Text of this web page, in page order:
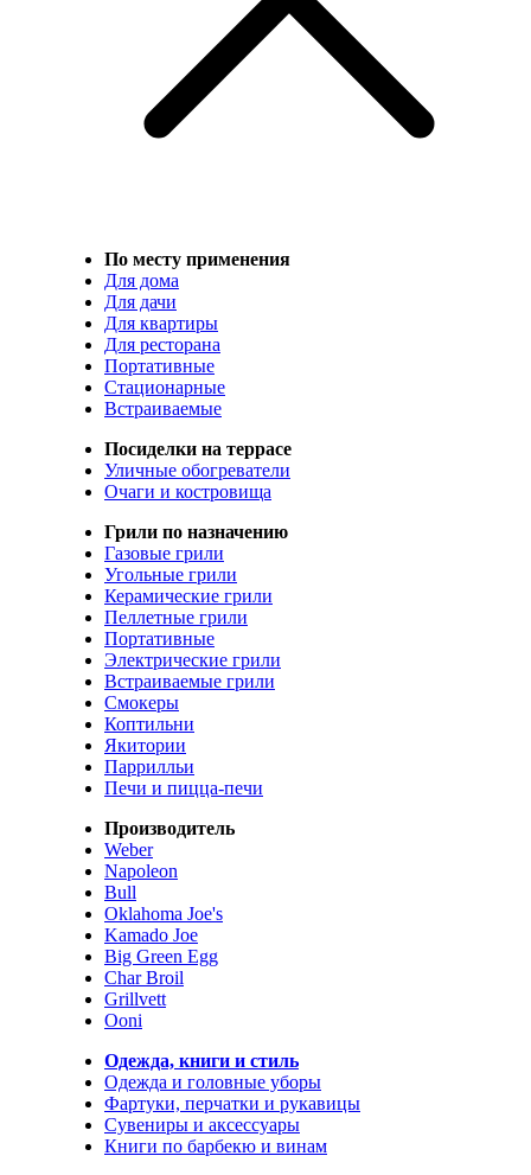
По месту применения
Для дома
Для дачи
Для квартиры
Для ресторана
Портативные
Стационарные
Встраиваемые
Посиделки на террасе
Уличные обогреватели
Очаги и костровища
Грили по назначению
Газовые грили
Угольные грили
Керамические грили
Пеллетные грили
Портативные
Электрические грили
Встраиваемые грили
Смокеры
Коптильни
Якитории
Паррилльи
Печи и пицца-печи
Производитель
Weber
Napoleon
Bull
Oklahoma Joe's
Kamado Joe
Big Green Egg
Char Broil
Grillvett
Ooni
Одежда, книги и стиль
Одежда и головные уборы
Фартуки, перчатки и рукавицы
Сувениры и аксессуары
Книги по барбекю и винам